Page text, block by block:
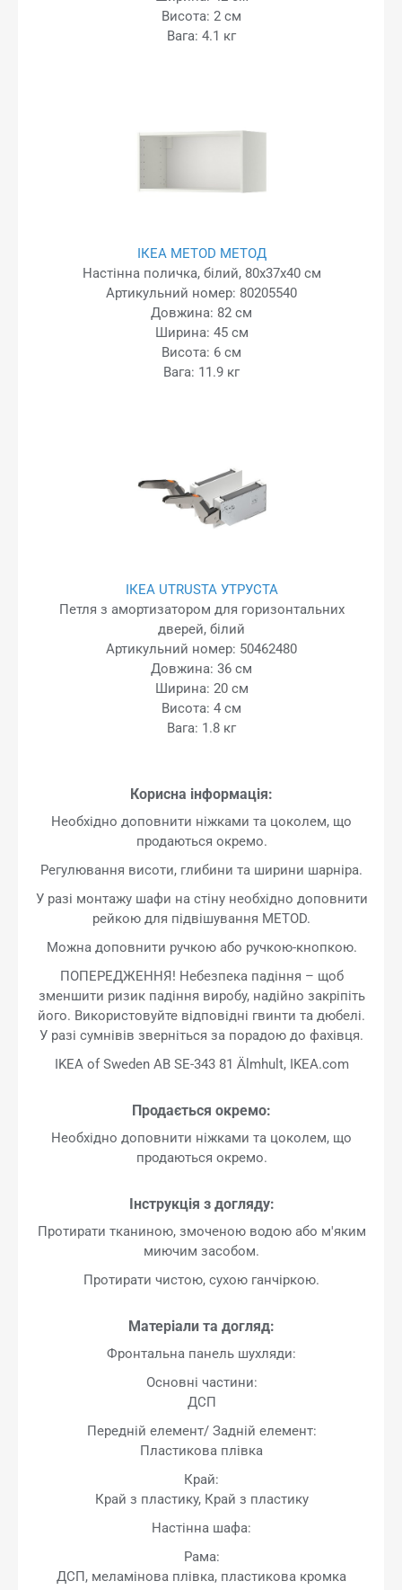
Висота: 2 см
Вага: 4.1 кг
ІКЕА METOD МЕТОД
Настінна поличка, білий, 80x37x40 см
Артикульний номер: 80205540
Довжина: 82 см
Ширина: 45 см
Висота: 6 см
Вага: 11.9 кг
ІКЕА UTRUSTA УТРУСТА
Петля з амортизатором для горизонтальних
дверей, білий
Артикульний номер: 50462480
Довжина: 36 см
Ширина: 20 см
Висота: 4 см
Вага: 1.8 кг
Корисна інформація:
Необхідно доповнити ніжками та цоколем, що
продаються окремо.
Регулювання висоти, глибини та ширини шарніра.
У разі монтажу шафи на стіну необхідно доповнити
рейкою для підвішування METOD.
Можна доповнити ручкою або ручкою-кнопкою.
ПОПЕРЕДЖЕННЯ! Небезпека падіння – щоб
зменшити ризик падіння виробу, надійно закріпіть
його. Використовуйте відповідні гвинти та дюбелі.
У разі сумнівів зверніться за порадою до фахівця.
IKEA of Sweden AB SE-343 81 Älmhult, IKEA.com
Продається окремо:
Необхідно доповнити ніжками та цоколем, що
продаються окремо.
Інструкція з догляду:
Протирати тканиною, змоченою водою або м'яким
миючим засобом.
Протирати чистою, сухою ганчіркою.
Матеріали та догляд:
Фронтальна панель шухляди:
Основні частини:
ДСП
Передній елемент/ Задній елемент:
Пластикова плівка
Край:
Край з пластику, Край з пластику
Настінна шафа:
Рама:
ДСП, меламінова плівка, пластикова кромка